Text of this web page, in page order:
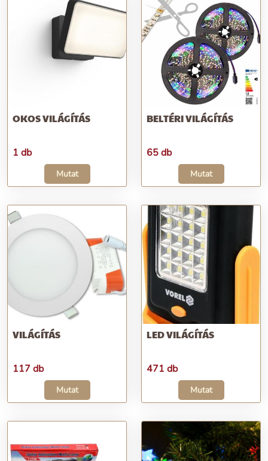
OKOS VILÁGÍTÁS
1 db
Mutat
BELTÉRI VILÁGÍTÁS
65 db
Mutat
VILÁGÍTÁS
117 db
Mutat
LED VILÁGÍTÁS
471 db
Mutat